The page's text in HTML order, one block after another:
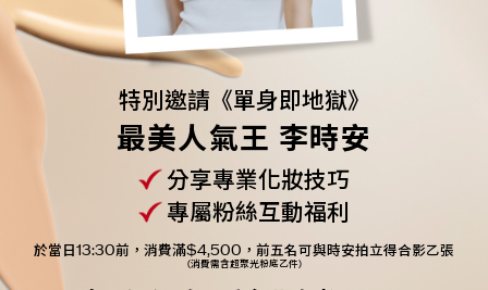
特別邀請《單身即地獄》
最美人氣王 李時安
分享專業化妝技巧
專屬粉絲互動福利
於當日13:30前，消費滿$4,500，前五名可與時安拍立得合影乙張
(消費需含超聚光粉底乙件)